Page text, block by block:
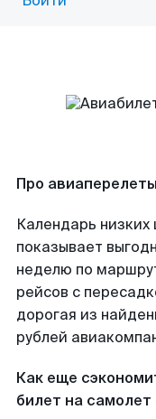
Про
Календарь низких
показывает
неделю по
рейсов с
дорогая из
рублей
Как еще
билет на